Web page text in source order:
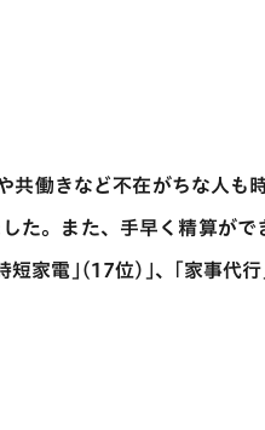
共働きなど不在がちな人も
た。また、手早く精算がで
短家電｣(17位)｣、｢家事代